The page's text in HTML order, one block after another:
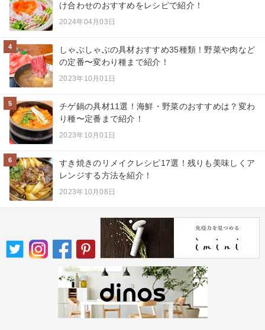
け合わせのおすすめをレシピで紹介！
2024年04月03日
4
しゃぶしゃぶの具材おすすめ35種類！野菜や肉など
の定番〜変わり種まで紹介！
2023年10月01日
5
チゲ鍋の具材11選！海鮮・野菜のおすすめは？変わ
り種〜定番まで紹介！
2023年10月01日
6
すき焼きのリメイクレシピ17選！残りも美味しくア
レンジする方法を紹介！
2023年10月08日